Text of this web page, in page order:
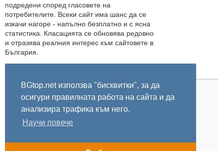
BGtop.net използва "бисквитки", за да
осигури правилната работа на сайта и да
анализира трафика към него.
Научи повече
подредени според гласовете на
потребителите. Всеки сайт има шанс да се
изкачи нагоре - напълно безплатно и с ясна
статистика. Класацията се обновява редовно
и отразява реалния интерес към сайтовете в
България.
Начало Правила За BGtop.net
Пишете ни
Линк за гласуване
Бисквитки Поверителност
© 2002-2026 BGtop.net